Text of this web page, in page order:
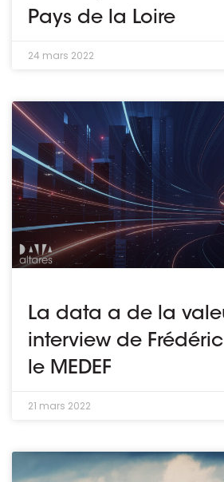
Pays de la Loire
24 mars 2022
La data a de la
interview de
le MEDEF
21 mars 2022